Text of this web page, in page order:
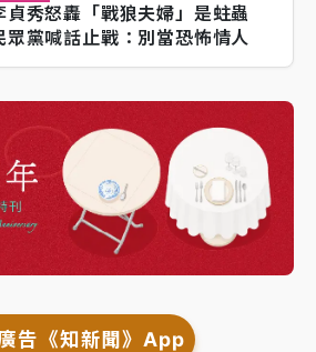
貞秀怒轟「戰狼夫婦」是蛀蟲
眾黨喊話止戰：別當恐怖情人
告《知新聞》App